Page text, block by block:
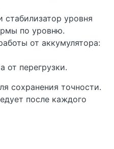
уровня
по уровню.
от аккумулятора:
от перегрузки.
сохранения точности.
после каждого